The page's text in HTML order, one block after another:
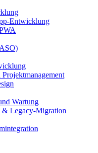
Entwicklung
Wartung
& Legacy-Migration